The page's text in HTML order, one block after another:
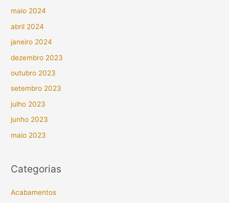
maio 2024
abril 2024
janeiro 2024
dezembro 2023
outubro 2023
setembro 2023
julho 2023
junho 2023
maio 2023
Categorias
Acabamentos